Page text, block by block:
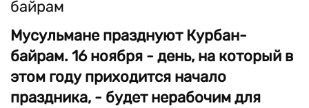
Мусульмане празднуют Курбан-
байрам. 16 ноября - день, на который в
этом году приходится начало
праздника, - будет нерабочим для